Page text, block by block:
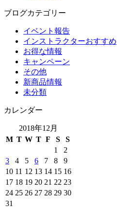
ブログカテゴリー
イベント報告
インストラクターおすすめ
お得な情報
キャンペーン
その他
新商品情報
未分類
カレンダー
2018年12月
M T W T F S
S
1
2
3
4 5 6 7 8
9
10 11 12 13 14 15 16
17 18 19 20 21 22 23
24 25 26 27 28 29 30
31